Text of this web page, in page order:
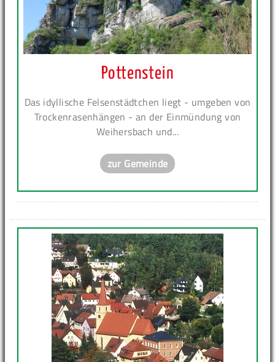
Pottenstein
Das idyllische Felsenstädtchen liegt - umgeben von
Trockenrasenhängen - an der Einmündung von
Weihersbach und...
zur Gemeinde